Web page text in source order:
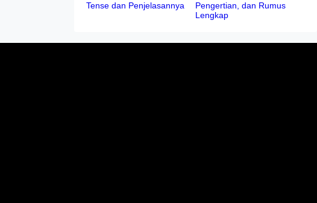
Tense dan Penjelasannya
Pengertian, dan Rumus
Lengkap